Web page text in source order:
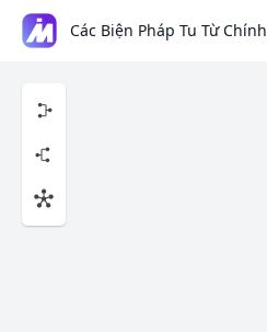
Các Biện Pháp Tu Từ Chính